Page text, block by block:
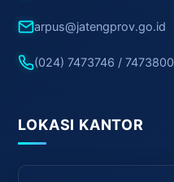
arpus@jatengprov.go.id
(024) 7473746 / 7473800
LOKASI KANTOR